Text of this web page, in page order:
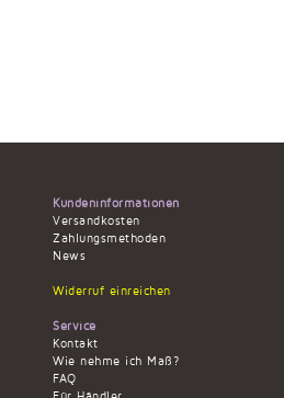
Kundeninformationen
Versandkosten
Zahlungsmethoden
News
Widerruf einreichen
Service
Kontakt
Wie nehme ich Maß?
FAQ